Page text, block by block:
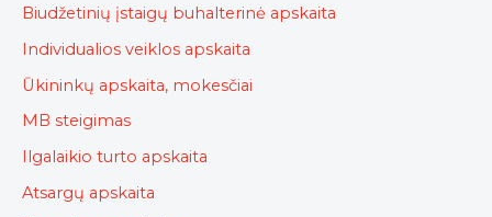
Biudžetinių įstaigų buhalterinė apskaita
Individualios veiklos apskaita
Ūkininkų apskaita, mokesčiai
MB steigimas
Ilgalaikio turto apskaita
Atsargų apskaita